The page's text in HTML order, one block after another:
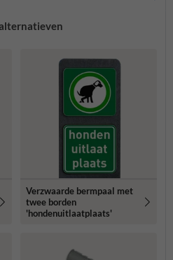
Verzwaarde bermpaal met
twee borden
'hondenuitlaatplaats'